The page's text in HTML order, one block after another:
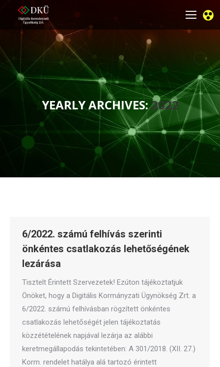
YEARLY ARCHIVES:2022
You are here:
6/2022. számú felhívás szerinti
önkéntes csatlakozás lehetőségének
lezárása
Tisztelt Érintett Szervezetek! Ezúton tájékoztatjuk
Önöket, hogy a Digitális Kormányzati Ügynökség Zrt. a
6/2022. számú felhívásban rögzített önkéntes
csatlakozás lehetőségét jelen tájékoztatás
közzétételének napjával lezárja az alábbi
keretmegállapodás tekintetében: A 301/2018. (XII. 27.)
Korm. rendelet hatálya alá tartozó érintett